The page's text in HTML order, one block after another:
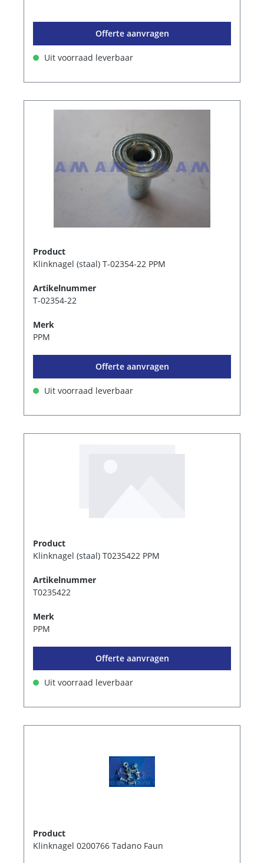
Offerte aanvragen
Uit voorraad leverbaar
Product
Klinknagel (staal) T-02354-22 PPM
Artikelnummer
T-02354-22
Merk
PPM
Offerte aanvragen
Uit voorraad leverbaar
Product
Klinknagel (staal) T0235422 PPM
Artikelnummer
T0235422
Merk
PPM
Offerte aanvragen
Uit voorraad leverbaar
Product
Klinknagel 0200766 Tadano Faun